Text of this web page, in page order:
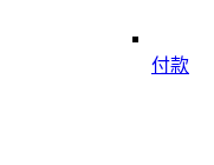
付款